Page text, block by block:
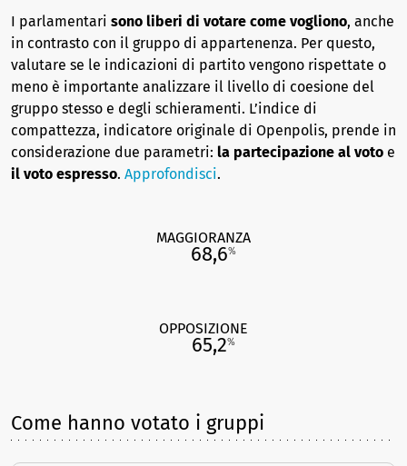
I parlamentari sono liberi di votare come vogliono, anche
in contrasto con il gruppo di appartenenza. Per questo,
valutare se le indicazioni di partito vengono rispettate o
meno è importante analizzare il livello di coesione del
gruppo stesso e degli schieramenti. L’indice di
compattezza, indicatore originale di Openpolis, prende in
considerazione due parametri: la partecipazione al voto e
il voto espresso. Approfondisci.
MAGGIORANZA
68,6%
OPPOSIZIONE
65,2%
Come hanno votato i gruppi